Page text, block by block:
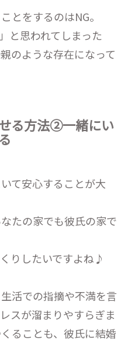
とをするのはNG。
と思われてしまった
のような存在になって
る方法②一緒にい
て安心することが大
たの家でも彼氏の家で
りしたいですよね♪
活での指摘や不満を言
スが溜まりやすらぎま
ることも、彼氏に結婚